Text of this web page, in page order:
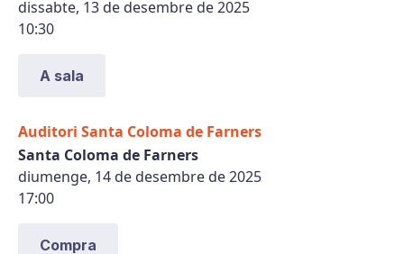
dissabte, 13 de desembre de 2025
10:30
A sala
Auditori Santa Coloma de Farners
Santa Coloma de Farners
diumenge, 14 de desembre de 2025
17:00
Compra